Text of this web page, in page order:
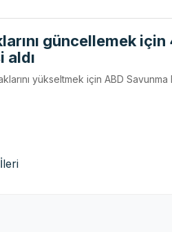
güncellemek
aldı
yükseltmek için ABD Savunma
İleri